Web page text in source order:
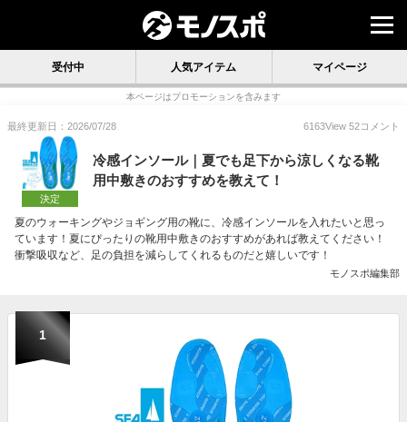
受付中 人気アイテム マイページ
本ページはプロモーションを含みます
最終更新日：2026/07/28 6163View 52コメント
決定
冷感インソール｜夏でも足下から涼しくなる靴
用中敷きのおすすめを教えて！
夏のウォーキングやジョギング用の靴に、冷感インソールを入れたいと思っ
ています！夏にぴったりの靴用中敷きのおすすめがあれば教えてください！
衝撃吸収など、足の負担を減らしてくれるものだと嬉しいです！
モノスポ編集部
1